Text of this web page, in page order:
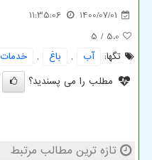
1400/07/01
11:35:06
5.0
/ 5
تگها:
آب , باغ , خدمات
مطلب را می پسندید؟
تازه ترین مطالب مرتبط